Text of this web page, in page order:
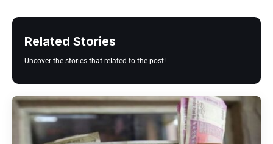
Related Stories
Uncover the stories that related to the post!